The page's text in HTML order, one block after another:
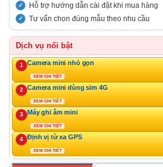
Hỗ trợ hướng dẫn cài đặt khi mua hàng
Tư vấn chọn đúng mẫu theo nhu cầu
Dịch vụ nổi bật
1 Camera mini nhỏ gọn
XEM CHI TIẾT
2 Camera mini dùng sim 4G
XEM CHI TIẾT
3 Máy ghi âm mini
XEM CHI TIẾT
4 Định vị từ xa GPS
XEM CHI TIẾT